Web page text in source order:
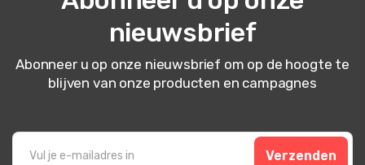
nieuwsbrief
Abonneer u op onze nieuwsbrief om op de hoogte te
blijven van onze producten en campagnes
Verzenden